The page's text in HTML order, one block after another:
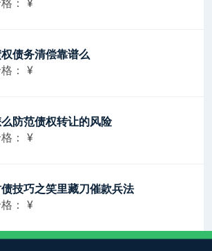
债务清偿靠谱么
： ¥
防范债权转让的风险
： ¥
技巧之笑里藏刀催款兵法
： ¥